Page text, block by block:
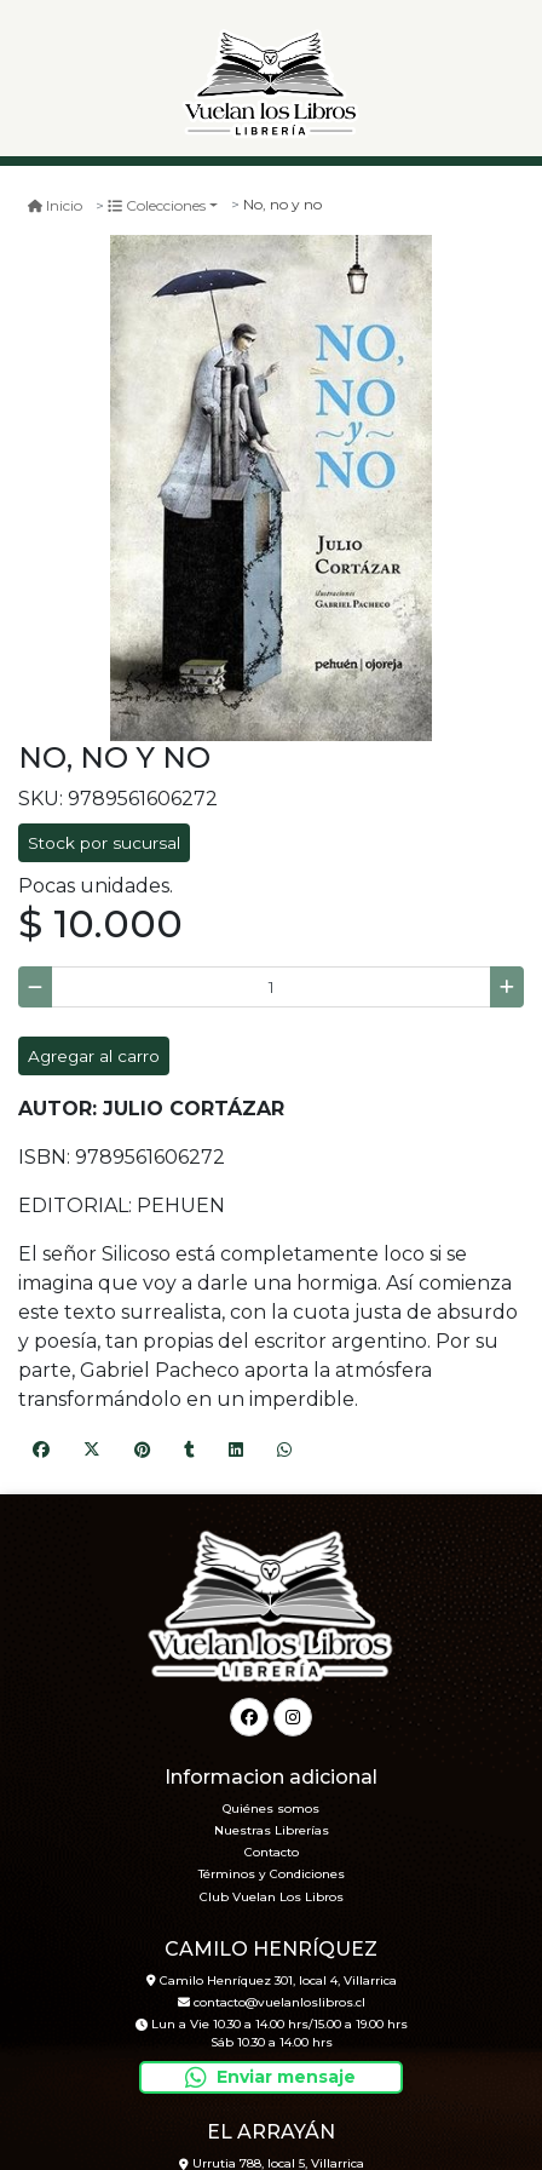
Inicio Colecciones No, no y no
NO, NO Y NO
SKU: 9789561606272
Stock por sucursal
Pocas unidades.
$ 10.000
Agregar al carro
AUTOR: JULIO CORTÁZAR
ISBN: 9789561606272
EDITORIAL: PEHUEN
El señor Silicoso está completamente loco si se
imagina que voy a darle una hormiga. Así comienza
este texto surrealista, con la cuota justa de absurdo
y poesía, tan propias del escritor argentino. Por su
parte, Gabriel Pacheco aporta la atmósfera
transformándolo en un imperdible.
Informacion adicional
Quiénes somos
Nuestras Librerías
Contacto
Términos y Condiciones
Club Vuelan Los Libros
CAMILO HENRÍQUEZ
Camilo Henríquez 301, local 4, Villarrica
contacto@vuelanloslibros.cl
Lun a Vie 10.30 a 14.00 hrs/15.00 a 19.00 hrs
Sáb 10.30 a 14.00 hrs
Enviar mensaje
EL ARRAYÁN
Urrutia 788, local 5, Villarrica